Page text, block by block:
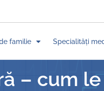
familie Specialități
– cum